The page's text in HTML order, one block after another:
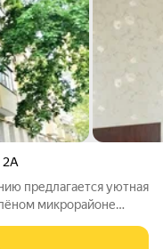
2А
предлагается уютная
микрорайоне
в 1967 году,